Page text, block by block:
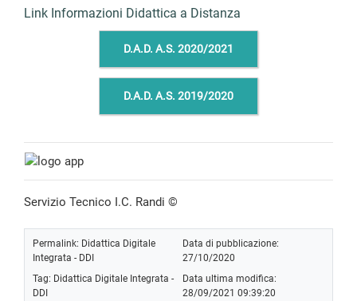
Link Informazioni Didattica a Distanza
D.A.D. A.S. 2020/2021
D.A.D. A.S. 2019/2020
Servizio Tecnico I.C. Randi ©
Permalink: Didattica Digitale
Integrata - DDI
Data di pubblicazione:
27/10/2020
Tag: Didattica Digitale Integrata -
DDI
Data ultima modifica:
28/09/2021 09:39:20